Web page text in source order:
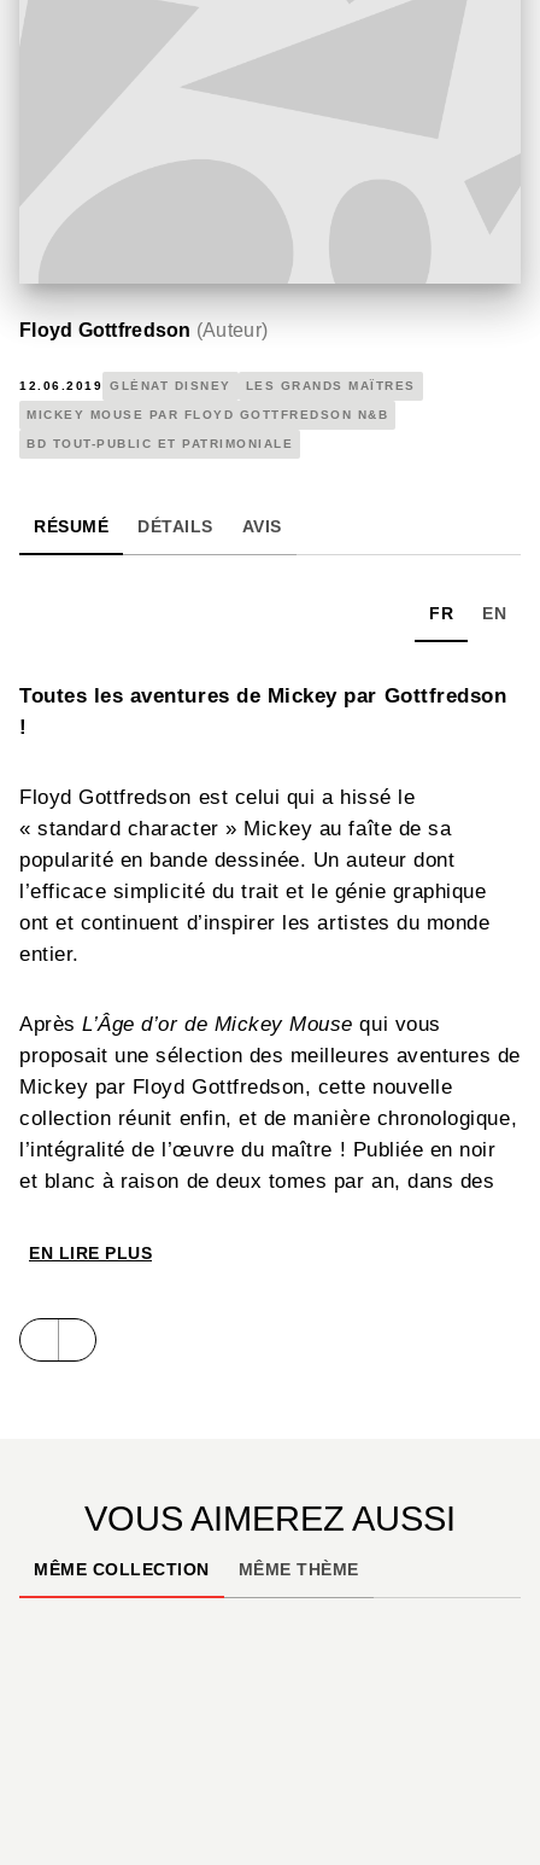
Floyd Gottfredson (Auteur)
12.06.2019 GLÉNAT DISNEY LES GRANDS MAÎTRES
MICKEY MOUSE PAR FLOYD GOTTFREDSON N&B
BD TOUT-PUBLIC ET PATRIMONIALE
RÉSUMÉ DÉTAILS AVIS
FR EN
Toutes les aventures de Mickey par Gottfredson
!
Floyd Gottfredson est celui qui a hissé le
« standard character » Mickey au faîte de sa
popularité en bande dessinée. Un auteur dont
l’efficace simplicité du trait et le génie graphique
ont et continuent d’inspirer les artistes du monde
entier.
AprèsL’Âge d’or de Mickey Mouse qui vous
proposait une sélection des meilleures aventures de
Mickey par Floyd Gottfredson, cette nouvelle
collection réunit enfin, et de manière chronologique,
l’intégralité de l’œuvre du maître ! Publiée en noir
et blanc à raison de deux tomes par an, dans des
format des strips d’origine, cette nouvelle édition
de la première heure !
EN LIRE PLUS
VOUS AIMEREZ AUSSI
MÊME COLLECTION MÊME THÈME